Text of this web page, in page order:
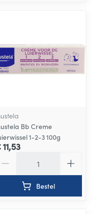
Bb Creme
1-2-3 100g
Bestel